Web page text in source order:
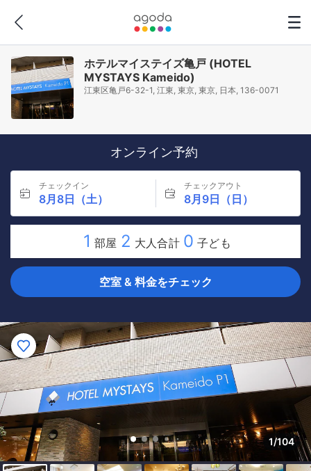
ホテルマイステイズ亀戸 (HOTEL
MYSTAYS Kameido)
江東区亀戸6-32-1, 江東, 東京, 東京, 日本, 136-0071
オンライン予約
チェックイン
8月8日（土）
チェックアウト
8月9日（日）
1 部屋 2 大人合計 0 子ども
空室 & 料金をチェック
1/104